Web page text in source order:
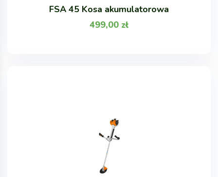
FSA 45 Kosa akumulatorowa
499,00 zł